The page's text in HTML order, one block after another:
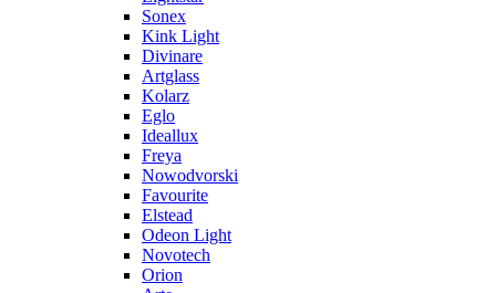
Sonex
Kink Light
Divinare
Artglass
Kolarz
Eglo
Ideallux
Freya
Nowodvorski
Favourite
Elstead
Odeon Light
Novotech
Orion